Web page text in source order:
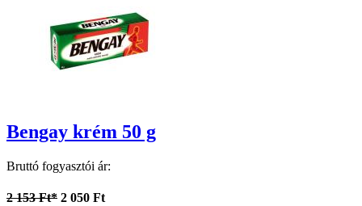
Bengay krém 50 g
Bruttó fogyasztói ár:
2 153 Ft* 2 050 Ft